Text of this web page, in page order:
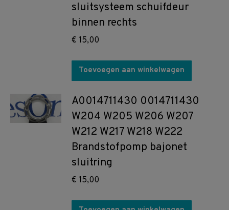
sluitsysteem schuifdeur
binnen rechts
€ 15,00
Toevoegen aan winkelwagen
A0014711430 0014711430
W204 W205 W206 W207
W212 W217 W218 W222
Brandstofpomp bajonet
sluitring
€ 15,00